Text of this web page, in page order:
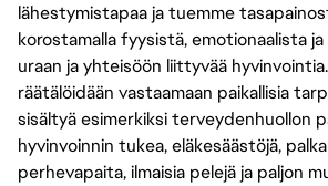
lähestymistapaa ja tuemme
korostamalla fyysistä, emotionaalista
uraan ja yhteisöön liittyvää
räätälöidään vastaamaan paikallisia
sisältyä esimerkiksi terveydenhuollon
hyvinvoinnin tukea, eläkesäästöjä,
perhevapaita, ilmaisia pelejä ja paljon